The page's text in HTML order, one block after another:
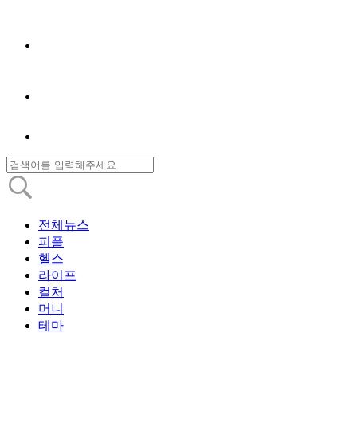
전체뉴스
피플
헬스
라이프
컬처
머니
테마